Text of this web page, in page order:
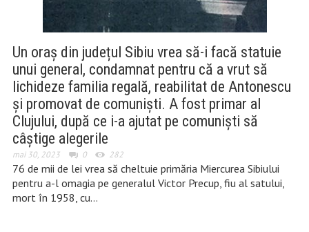
Un oraș din județul Sibiu vrea să-i facă statuie
unui general, condamnat pentru că a vrut să
lichideze familia regală, reabilitat de Antonescu
și promovat de comuniști. A fost primar al
Clujului, după ce i-a ajutat pe comuniști să
câștige alegerile
mai 30, 2023 0 282
76 de mii de lei vrea să cheltuie primăria Miercurea Sibiului
pentru a-l omagia pe generalul Victor Precup, fiu al satului,
mort în 1958, cu…